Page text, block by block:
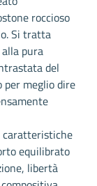
roccioso
Si tratta
pura
del
per meglio dire
caratteristiche
equilibrato
libertà